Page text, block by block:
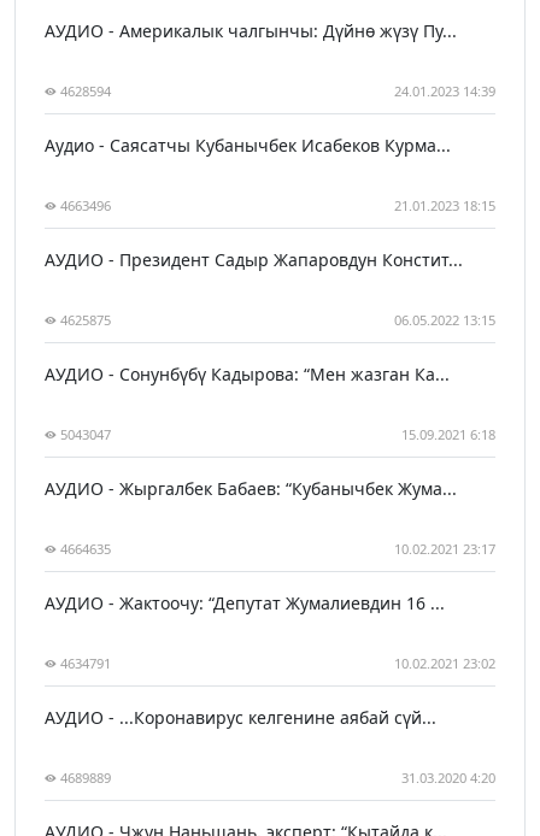
АУДИО - Америкалык чалгынчы: Дүйнө жүзү Пу...
4628594 24.01.2023 14:39
Аудио - Саясатчы Кубанычбек Исабеков Курма...
4663496 21.01.2023 18:15
АУДИО - Президент Садыр Жапаровдун Констит...
4625875 06.05.2022 13:15
АУДИО - Сонунбүбү Кадырова: “Мен жазган Ка...
5043047 15.09.2021 6:18
АУДИО - Жыргалбек Бабаев: “Кубанычбек Жума...
4664635 10.02.2021 23:17
АУДИО - Жактоочу: “Депутат Жумалиевдин 16 ...
4634791 10.02.2021 23:02
АУДИО - ...Коронавирус келгенине аябай сүй...
4689889 31.03.2020 4:20